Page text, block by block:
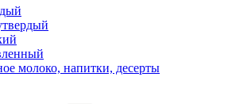
молоко, напитки, десерты